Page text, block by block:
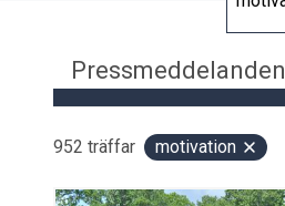
Pressmeddelanden
952 träffar motivation